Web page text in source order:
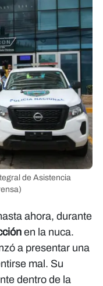
de Asistencia
ahora, durante
en la nuca.
a presentar una
mal. Su
dentro de la